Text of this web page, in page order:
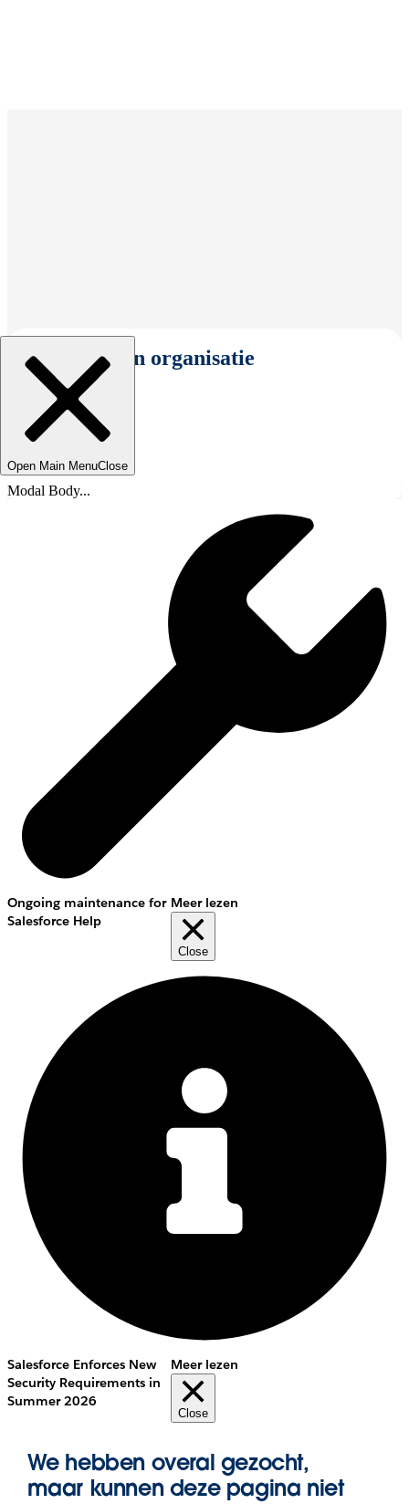
Selecteer een organisatie
Open Main MenuClose
Modal Body...
Ongoing maintenance for
Salesforce Help
Meer lezen
Close
Salesforce Enforces New
Security Requirements in
Summer 2026
Meer lezen
Close
We hebben overal gezocht,
maar kunnen deze pagina niet